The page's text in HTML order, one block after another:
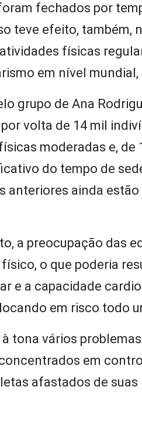
fechados por
teve efeito, também,
físicas
em nível
grupo de Ana
volta de 14 mil
moderadas e, de
do tempo de
anteriores ainda
a preocupação das
o que poderia
e a capacidade
em risco todo
tona vários
em
afastados de